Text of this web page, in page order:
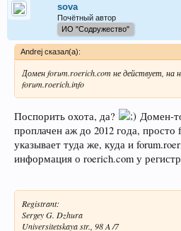
sova
Почётный автор
ИО "Содружество"
Andrej сказал(а):
Домен forum.roerich.com не действует, на
forum.roerich.info
Поспорить охота, да?
Домен-
проплачен аж до 2012 года, просто
указывает туда же, куда и
информация о roerich.com у
Registrant:
Sergey G. Dzhura
Universitetskaya str., 98 A /7